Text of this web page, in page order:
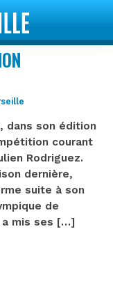
dans son édition
courant
Rodriguez.
dernière,
suite à son
de
a mis ses […]